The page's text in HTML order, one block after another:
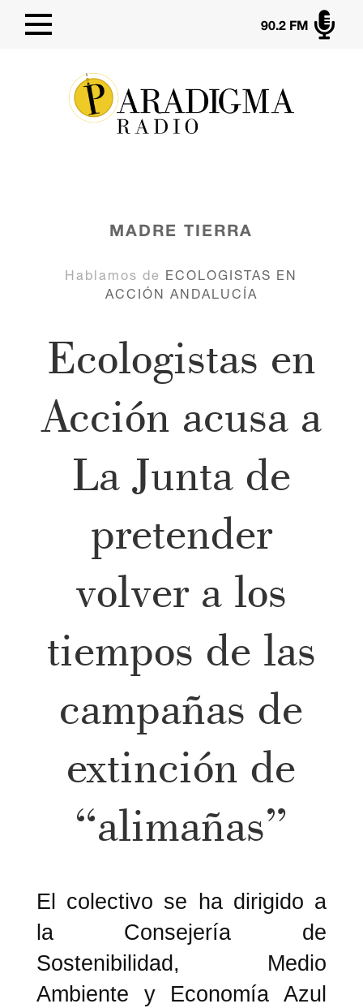

90.2 FM
MADRE TIERRA
Hablamos de ECOLOGISTAS EN
ACCIÓN ANDALUCÍA
Ecologistas en
Acción acusa a
La Junta de
pretender
volver a los
tiempos de las
campañas de
extinción de
“alimañas”
El colectivo se ha dirigido a
la Consejería de
Sostenibilidad, Medio
Ambiente y Economía Azul